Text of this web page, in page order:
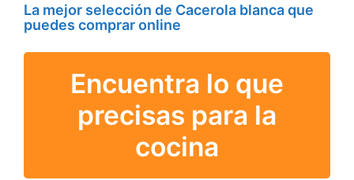
La mejor selección de Cacerola blanca que
puedes comprar online
Encuentra lo que
precisas para la
cocina